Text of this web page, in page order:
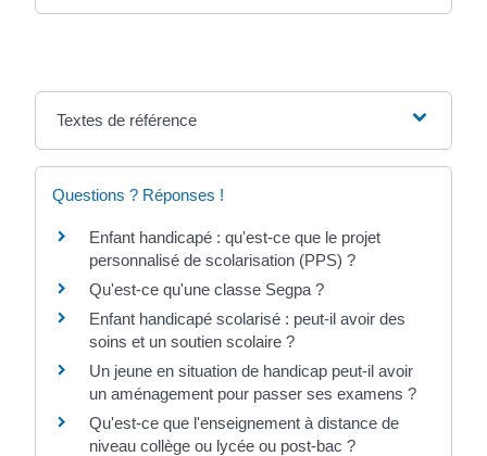
Textes de référence
Questions ? Réponses !
Enfant handicapé : qu'est-ce que le projet
personnalisé de scolarisation (PPS) ?
Qu'est-ce qu'une classe Segpa ?
Enfant handicapé scolarisé : peut-il avoir des
soins et un soutien scolaire ?
Un jeune en situation de handicap peut-il avoir
un aménagement pour passer ses examens ?
Qu'est-ce que l'enseignement à distance de
niveau collège ou lycée ou post-bac ?